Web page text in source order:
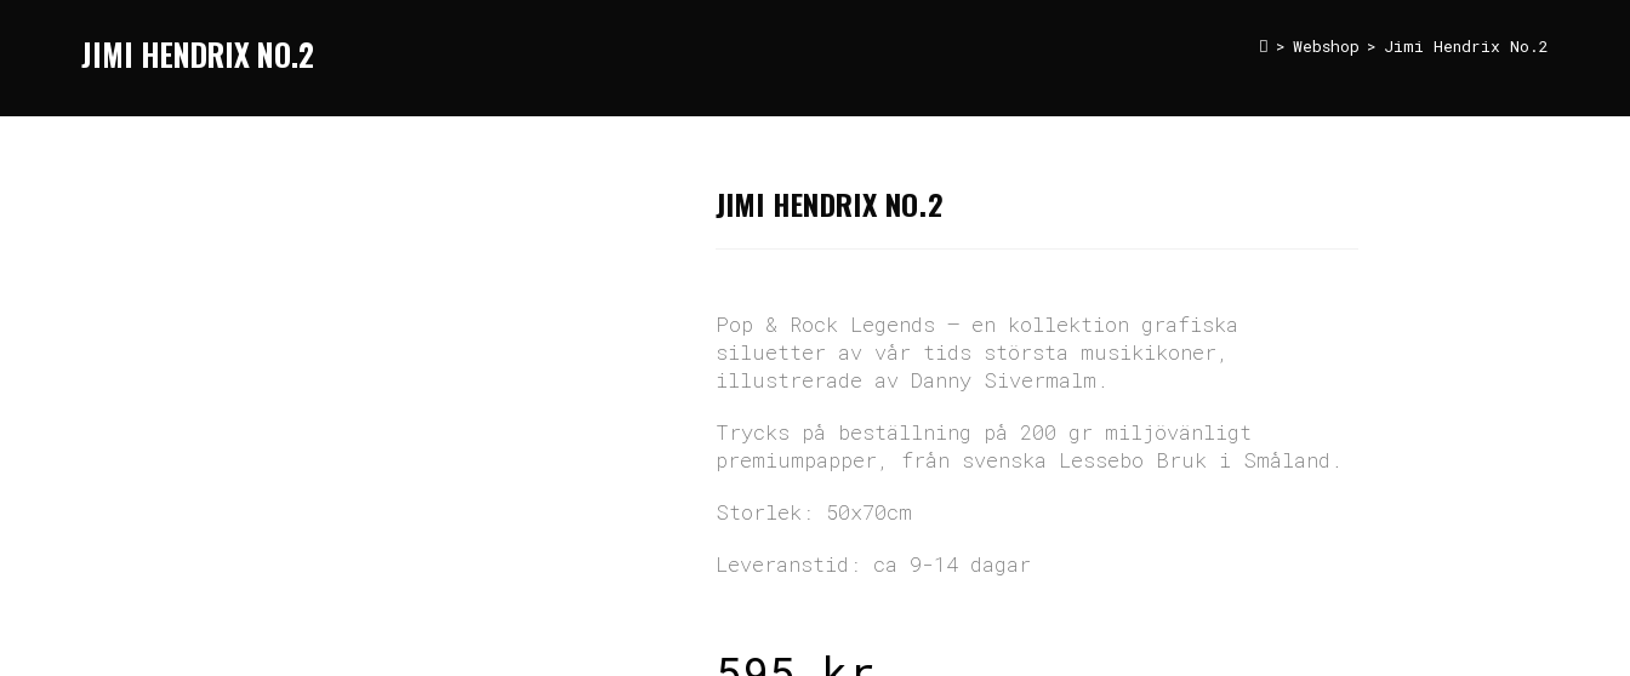
JIMI HENDRIX NO.2 > Webshop > Jimi Hendrix No.2
JIMI HENDRIX NO.2
Pop & Rock Legends – en kollektion grafiska
siluetter av vår tids största musikikoner,
illustrerade av Danny Sivermalm.
Trycks på beställning på 200 gr miljövänligt
premiumpapper, från svenska Lessebo Bruk i Småland.
Storlek: 50x70cm
Leveranstid: ca 9-14 dagar